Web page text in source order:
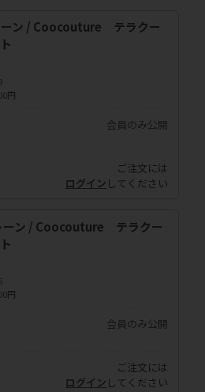
ーン / Coocouture テラクー
円
会員のみ公開
ご注文には
ログイン してください
ーン / Coocouture テラクー
円
会員のみ公開
ご注文には
ログイン してください